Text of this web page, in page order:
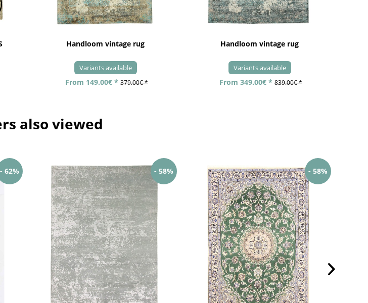
Handloom vintage rug
Variants available
From 149.00€ * 379.00€ *
Handloom vintage rug
Variants available
From 349.00€ * 839.00€ *
also viewed
- 62% - 58% - 58%